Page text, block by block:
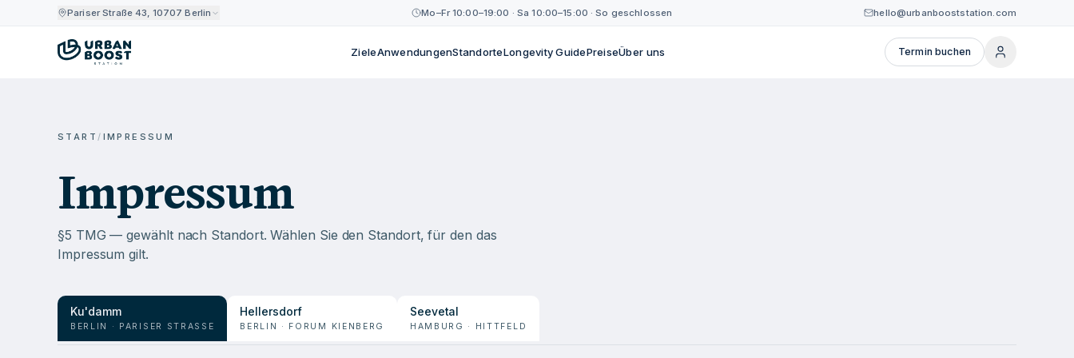
Pariser Straße 43, 10707 Berlin Mo–Fr 10:00–19:00 · Sa 10:00–15:00 · So geschlossen hello@urbanbooststation.com
ZieleAnwendungenStandorteLongevity GuidePreiseÜber uns Termin buchen
START/ IMPRESSUM
Impressum
§5 TMG — gewählt nach Standort. Wählen Sie den Standort, für den das
Impressum gilt.
Ku'damm
BERLIN · PARISER STRASSE
Hellersdorf
BERLIN · FORUM KIENBERG
Seevetal
HAMBURG · HITTFELD